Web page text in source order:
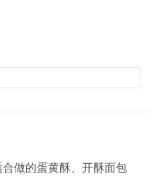
做的蛋黄酥、开酥面包